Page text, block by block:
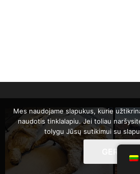
Mes naudojame slapukus, kurie
naudotis tinklalapiu. Jei toliau
tolygu Jūsų sutikimui su